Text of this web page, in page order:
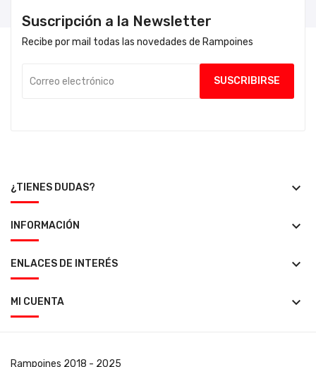
Suscripción a la Newsletter
Recibe por mail todas las novedades de Rampoines
¿TIENES DUDAS? keyboard_arrow_down
INFORMACIÓN keyboard_arrow_down
ENLACES DE INTERÉS keyboard_arrow_down
MI CUENTA keyboard_arrow_down
Rampoines 2018 - 2025